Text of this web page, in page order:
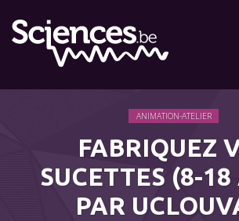
ANIMATION-ATELIER
FABRIQUEZ
SUCETTES (8-18
PAR